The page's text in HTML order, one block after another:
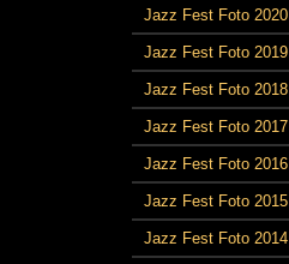
Jazz Fest Foto 2020
Jazz Fest Foto 2019
Jazz Fest Foto 2018
Jazz Fest Foto 2017
Jazz Fest Foto 2016
Jazz Fest Foto 2015
Jazz Fest Foto 2014